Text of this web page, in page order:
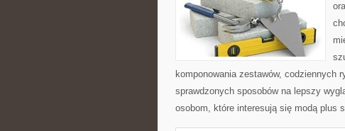
komponowania zestawów, codziennych
sprawdzonych sposobów na lepszy
osobom, które interesują się modą plus